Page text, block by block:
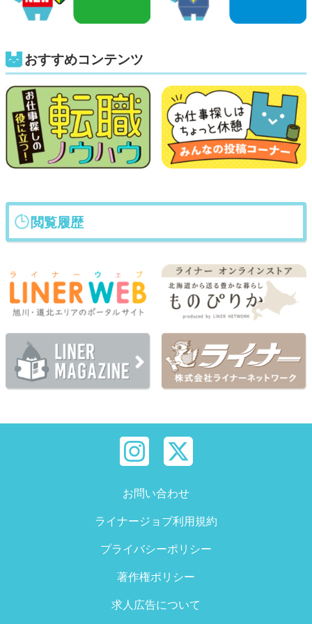
おすすめコンテンツ
閲覧履歴
お問い合わせ
ライナージョブ利用規約
プライバシーポリシー
著作権ポリシー
求人広告について